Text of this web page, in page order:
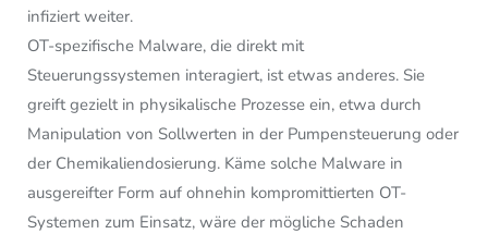
infiziert weiter.
OT-spezifische Malware, die direkt mit
Steuerungssystemen interagiert, ist etwas anderes. Sie
greift gezielt in physikalische Prozesse ein, etwa durch
Manipulation von Sollwerten in der Pumpensteuerung oder
der Chemikaliendosierung. Käme solche Malware in
ausgereifter Form auf ohnehin kompromittierten OT-
Systemen zum Einsatz, wäre der mögliche Schaden